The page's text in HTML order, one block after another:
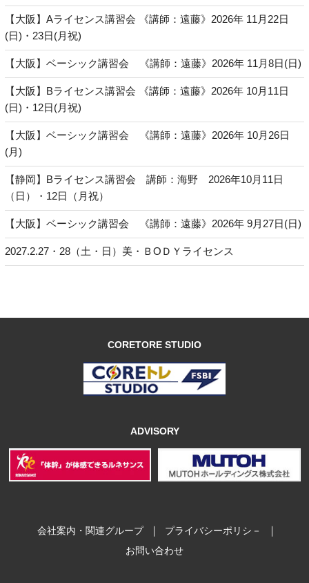
【大阪】Aライセンス講習会 《講師：遠藤》2026年 11月22日
(日)・23日(月祝)
【大阪】ベーシック講習会 《講師：遠藤》2026年 11月8日(日)
【大阪】Bライセンス講習会 《講師：遠藤》2026年 10月11日
(日)・12日(月祝)
【大阪】ベーシック講習会 《講師：遠藤》2026年 10月26日
(月)
【静岡】Bライセンス講習会 講師：海野 2026年10月11日
（日）・12日（月祝）
【大阪】ベーシック講習会 《講師：遠藤》2026年 9月27日(日)
2027.2.27・28（土・日）美・ＢОＤＹライセンス
CORETORE STUDIO
ADVISORY
会社案内・関連グループ ｜ プライバシーポリシ－ ｜
お問い合わせ